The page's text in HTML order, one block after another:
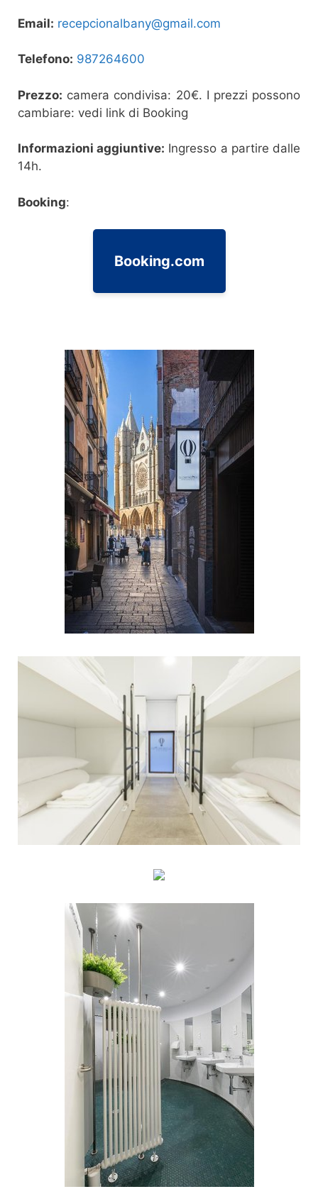
Email: recepcionalbany@gmail.com
Telefono: 987264600
Prezzo: camera condivisa: 20€. I prezzi possono
cambiare: vedi link di Booking
Informazioni aggiuntive: Ingresso a partire dalle
14h.
Booking:
Booking.com